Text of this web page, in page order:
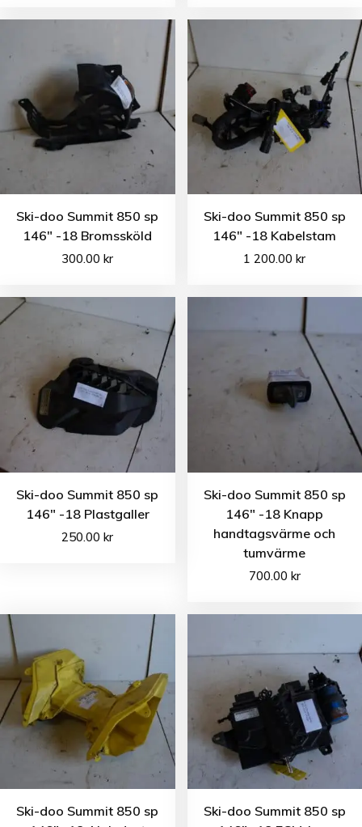
Ski-doo Summit 850 sp
146″ -18 Bromssköld
300.00kr
Ski-doo Summit 850 sp
146″ -18 Kabelstam
1 200.00kr
Ski-doo Summit 850 sp
146″ -18 Plastgaller
250.00kr
Ski-doo Summit 850 sp
146″ -18 Knapp
handtagsvärme och
tumvärme
700.00 kr
Ski-doo Summit 850 sp
Ski-doo Summit 850 sp